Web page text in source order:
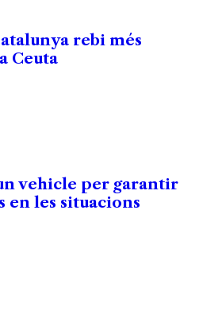
rebi més
Ceuta
vehicle per garantir
en les situacions